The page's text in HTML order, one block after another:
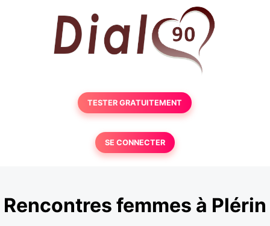
TESTER GRATUITEMENT
SE CONNECTER
Rencontres femmes à Plérin